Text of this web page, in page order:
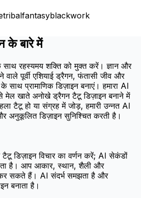
tribalfantasyblackwork
के बारे में
रहस्यमय शक्ति को मुक्त करें। ज्ञान और
वाले पूर्वी एशियाई ड्रैगन, फंतासी जीव और
साथ प्रामाणिक डिज़ाइन बनाएं। हमारा AI
मेल खाते अनोखे ड्रैगन टैटू डिज़ाइन बनाने में
टैटू हो या संग्रह में जोड़, हमारी उन्नत AI
डिज़ाइन सुनिश्चित करती है।
डिज़ाइन विचार का वर्णन करें; AI सेकंडों
है। आप आकार, स्थान, शैली और
कर सकते हैं। AI संदर्भ समझता है और
बनाता है।